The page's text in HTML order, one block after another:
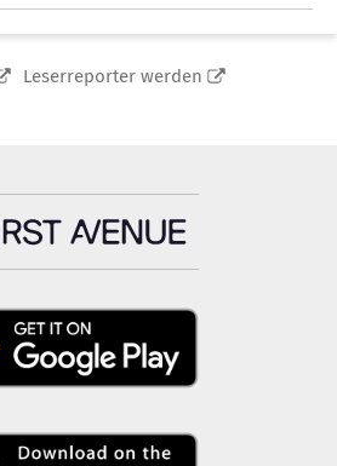
Leserreporter werden